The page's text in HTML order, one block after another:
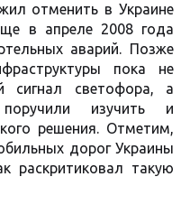
отменить в Украине
в апреле 2008 года
аварий. Позже
пока не
сигнал светофора, а
изучить и
решения. Отметим,
дорог Украины
раскритиковал такую